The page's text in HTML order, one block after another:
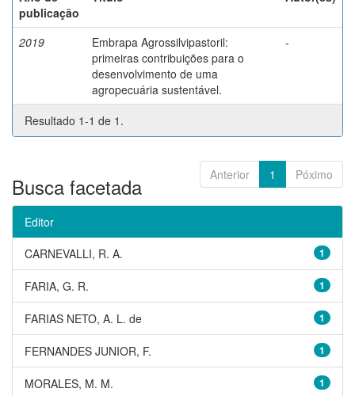
publicação
2019
Embrapa Agrossilvipastoril:
primeiras contribuições para o
desenvolvimento de uma
agropecuária sustentável.
-
Resultado 1-1 de 1.
Anterior 1 Póximo
Busca facetada
Editor
1
CARNEVALLI, R. A.
1
FARIA, G. R.
1
FARIAS NETO, A. L. de
1
FERNANDES JUNIOR, F.
1
MORALES, M. M.